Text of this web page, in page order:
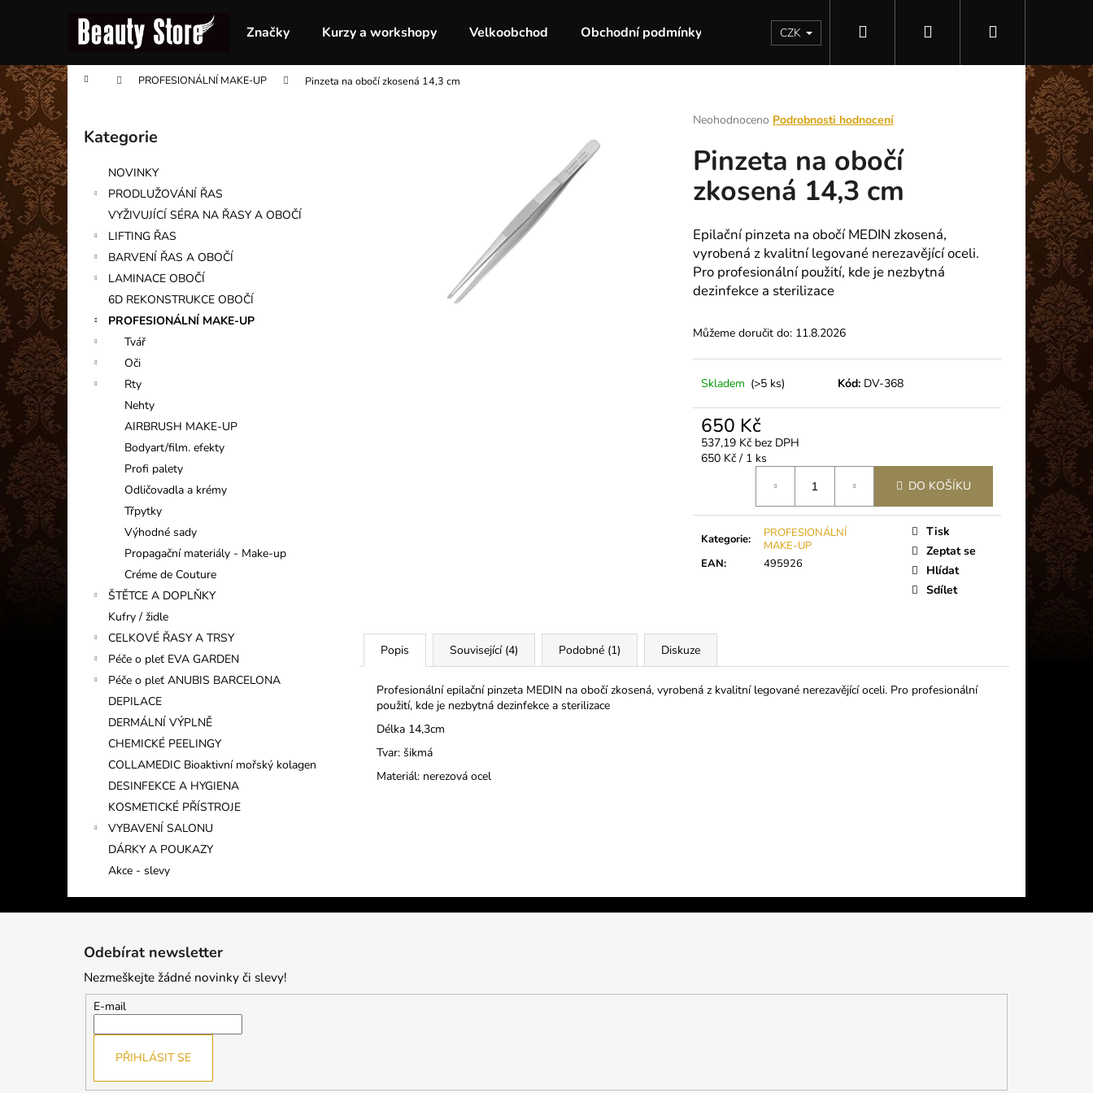
Značky Kurzy a workshopy Velkoobchod Obchodní podmínky KontaktyCZK Přihlášení
košík
Domů PROFESIONÁLNÍ MAKE-UP Pinzeta na obočí zkosená 14,3 cm
o
s
t
r
n
n
í
n
e
l
Přeskočit
kategorie
Kategorie
NOVINKY
PRODLUŽOVÁNÍ ŘAS
VYŽIVUJÍCÍ SÉRA NA ŘASY A OBOČÍ
LIFTING ŘAS
BARVENÍ ŘAS A OBOČÍ
LAMINACE OBOČÍ
6D REKONSTRUKCE OBOČÍ
PROFESIONÁLNÍ MAKE-UP
Tvář
Oči
Rty
Nehty
AIRBRUSH MAKE-UP
Bodyart/film. efekty
Profi palety
Odličovadla a krémy
Třpytky
Výhodné sady
Propagační materiály - Make-up
Créme de Couture
ŠTĚTCE A DOPLŇKY
Kufry / židle
CELKOVÉ ŘASY A TRSY
Péče o pleť EVA GARDEN
Péče o pleť ANUBIS BARCELONA
DEPILACE
DERMÁLNÍ VÝPLNĚ
CHEMICKÉ PEELINGY
COLLAMEDIC Bioaktivní mořský kolagen
DESINFEKCE A HYGIENA
KOSMETICKÉ PŘÍSTROJE
VYBAVENÍ SALONU
DÁRKY A POUKAZY
Akce - slevy
Průměrné
produktu
je
z
hvězdiček.
Neohodnoceno Podrobnosti hodnocení
Pinzeta na obočí
zkosená 14,3 cm
Epilační pinzeta na obočí MEDIN zkosená,
vyrobená z kvalitní legované nerezavějící oceli.
Pro profesionální použití, kde je nezbytná
dezinfekce a sterilizace
Můžeme doručit do: 11.8.2026
Skladem (>5 ks) Kód: DV-368
650 Kč
537,19 Kč bez DPH
Měrná
650 Kč / 1 ks
DO KOŠÍKU
Kategorie:
PROFESIONÁLNÍ
MAKE-UP
EAN: 495926
Tisk
Zeptat se
Hlídat
Sdílet
Popis Související (4) Podobné (1) Diskuze
Profesionální epilační pinzeta MEDIN na obočí zkosená, vyrobená z kvalitní legované nerezavějící oceli. Pro profesionální
použití, kde je nezbytná dezinfekce a sterilizace
Délka 14,3cm
Tvar: šikmá
Materiál: nerezová ocel
í
k
do
obchodu
do
obchodu
Co potřebujete najít?
HLEDAT
Doporučujeme
INFORMAČNÍ KARTIČKA
1 Kč
VOLUME / MEGA VOLUME
Odebírat newsletter
Nezmeškejte žádné novinky či slevy!
E-mail
PŘIHLÁSIT SE